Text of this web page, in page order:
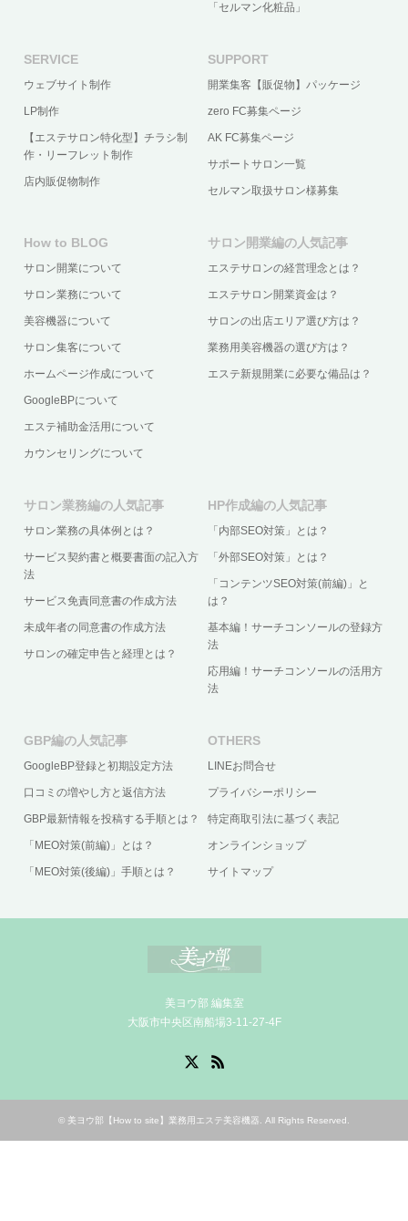
「セルマン化粧品」
SERVICE
ウェブサイト制作
LP制作
【エステサロン特化型】チラシ制
作・リーフレット制作
店内販促物制作
SUPPORT
開業集客【販促物】パッケージ
zero FC募集ページ
AK FC募集ページ
サポートサロン一覧
セルマン取扱サロン様募集
How to BLOG
サロン開業について
サロン業務について
美容機器について
サロン集客について
ホームページ作成について
GoogleBPについて
エステ補助金活用について
カウンセリングについて
サロン開業編の人気記事
エステサロンの経営理念とは？
エステサロン開業資金は？
サロンの出店エリア選び方は？
業務用美容機器の選び方は？
エステ新規開業に必要な備品は？
サロン業務編の人気記事
サロン業務の具体例とは？
サービス契約書と概要書面の記入方
法
サービス免責同意書の作成方法
未成年者の同意書の作成方法
サロンの確定申告と経理とは？
HP作成編の人気記事
「内部SEO対策」とは？
「外部SEO対策」とは？
「コンテンツSEO対策(前編)」と
は？
基本編！サーチコンソールの登録方
法
応用編！サーチコンソールの活用方
法
GBP編の人気記事
GoogleBP登録と初期設定方法
口コミの増やし方と返信方法
GBP最新情報を投稿する手順とは？
「MEO対策(前編)」とは？
「MEO対策(後編)」手順とは？
OTHERS
LINEお問合せ
プライバシーポリシー
特定商取引法に基づく表記
オンラインショップ
サイトマップ
美ヨウ部 編集室
大阪市中央区南船場3-11-27-4F
© 美ヨウ部【How to site】業務用エステ美容機器. All Rights Reserved.